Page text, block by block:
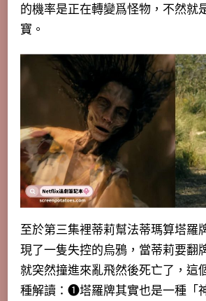
的機率是正在轉變爲怪物，不然就
寶。
至於第三集裡蒂莉幫法蒂瑪算塔羅
現了一隻失控的烏鴉 ，當蒂莉要翻
就突然撞進來亂飛然後死亡了，這
種解讀：➊塔羅牌其實也是一種「